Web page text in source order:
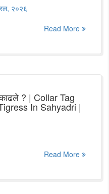
२०२६
Read More
? | Collar Tag
In Sahyadri |
Read More